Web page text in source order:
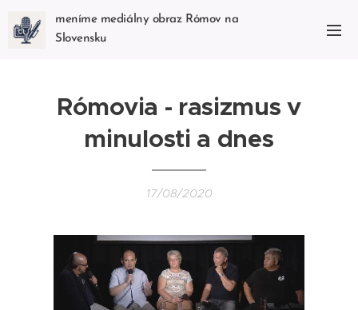
meníme mediálny obraz Rómov na
Slovensku
Rómovia - rasizmus v
minulosti a dnes
17/08/2020